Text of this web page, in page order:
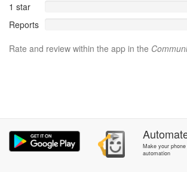
1 star
Reports
Rate and review within the app in the
Make your
automation